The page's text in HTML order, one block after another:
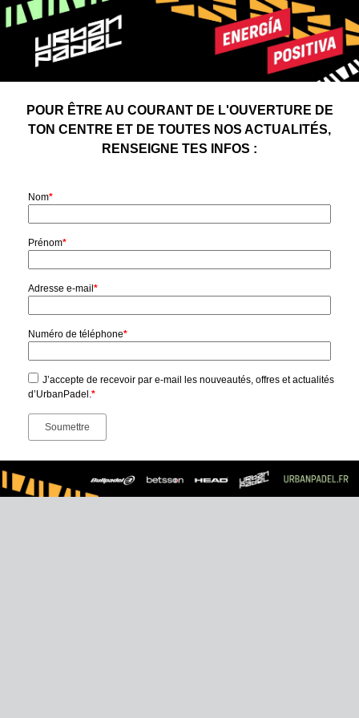
POUR ÊTRE AU COURANT DE L'OUVERTURE DE
TON CENTRE ET DE TOUTES NOS ACTUALITÉS,
RENSEIGNE TES INFOS :
Nom*
Prénom*
Adresse e-mail *
Numéro de téléphone*
J’accepte de recevoir par e-mail les nouveautés, offres et actualités
d’UrbanPadel.*